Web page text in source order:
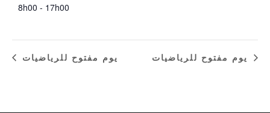
8h00 - 17h00
يوم مفتوح للرياضيات